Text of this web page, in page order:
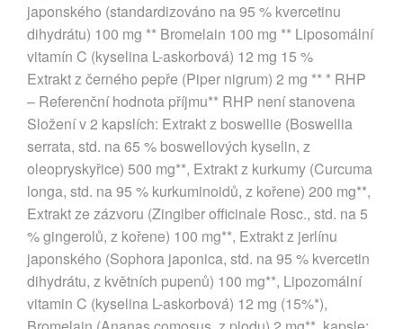
japonského (standardizováno na 95 % kvercetinu
dihydrátu) 100 mg ** Bromelain 100 mg ** Liposomální
vitamín C (kyselina L-askorbová) 12 mg 15 %
Extrakt z černého pepře (Piper nigrum) 2 mg ** * RHP
– Referenční hodnota příjmu** RHP není stanovena
Složení v 2 kapslích: Extrakt z boswellie (Boswellia
serrata, std. na 65 % boswellových kyselin, z
oleopryskyřice) 500 mg**, Extrakt z kurkumy (Curcuma
longa, std. na 95 % kurkuminoidů, z kořene) 200 mg**,
Extrakt ze zázvoru (Zingiber officinale Rosc., std. na 5
% gingerolů, z kořene) 100 mg**, Extrakt z jerlínu
japonského (Sophora japonica, std. na 95 % kvercetin
dihydrátu, z květních pupenů) 100 mg**, Lipozomální
vitamin C (kyselina L-askorbová) 12 mg (15%*),